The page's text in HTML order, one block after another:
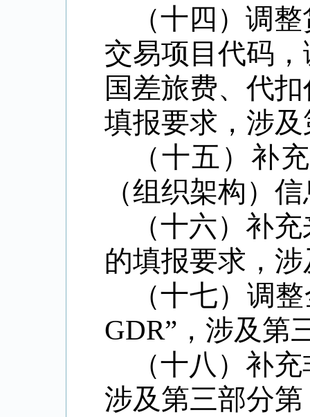
（十四）调
交易项目代码
国差旅费、代
填报要求，涉
（十五）补
（组织架构）
（十六）补
的填报要求，
（十七）调
GDR” ，涉及第
（十八）补
涉及第三部分